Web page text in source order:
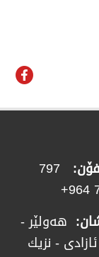
797
هەولێر -
- نزیك